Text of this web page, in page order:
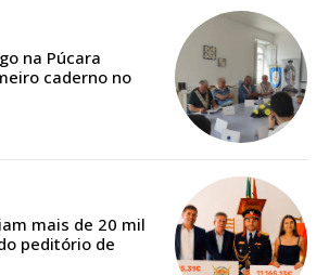
conteúdos Exclusivos para
assinatura anual
na Púcara
caderno no
mais de 20 mil
peditório de